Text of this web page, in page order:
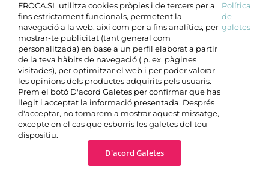
FROCA.SL utilitza cookies pròpies i de tercers per a
fins estrictament funcionals, permetent la
navegació a la web, així com per a fins analítics, per
mostrar-te publicitat (tant general com
personalitzada) en base a un perfil elaborat a partir
de la teva hàbits de navegació ( p. ex. pàgines
visitades), per optimitzar el web i per poder valorar
les opinions dels productes adquirits pels usuaris.
Prem el botó D'acord Galetes per confirmar que has
llegit i acceptat la informació presentada. Després
d'acceptar, no tornarem a mostrar aquest missatge,
excepte en el cas que esborris les galetes del teu
dispositiu.
Política
de
galetes
D'acord Galetes